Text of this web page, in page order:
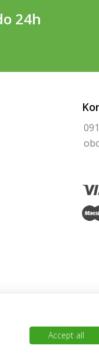
24h
Accept all